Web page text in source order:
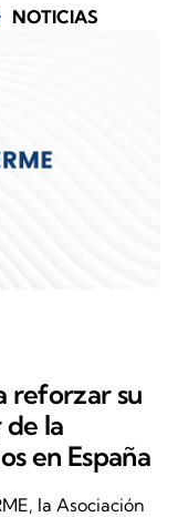
NOTICIAS
reforzar su
la
en España
la Asociación